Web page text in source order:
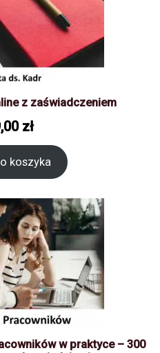
z zaświadczeniem
zł
koszyka
w praktyce – 300